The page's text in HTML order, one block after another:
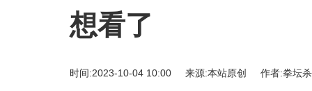
想看了
时间:2023-10-04 10:00 来源:本站原创 作者:拳